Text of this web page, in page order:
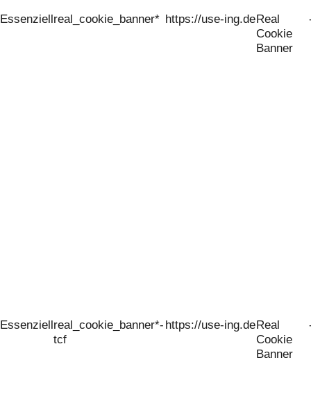
Essenziell real_cookie_banner* https://use-ing.de Real
Cookie
Banner
Essenziell real_cookie_banner*-
tcf
https://use-ing.de Real
Cookie
Banner